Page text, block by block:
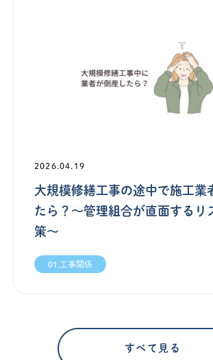
2026.04.19
大規模修繕工事の途中で施工業
たら？〜管理組合が直面するリ
策〜
01.工事関係
すべて見る